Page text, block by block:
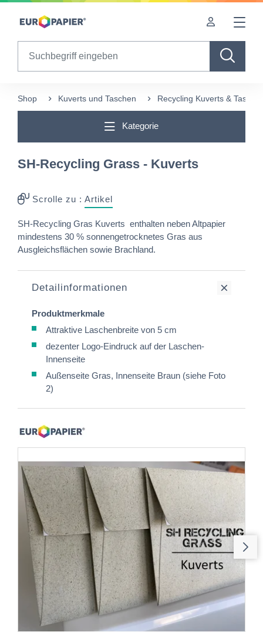
Table Of Content
Diese Produkte könnten Sie auch interessieren
Shop Kuverts und Taschen Recycling Kuverts &
Kategorie
SH-Recycling Grass - Kuverts
Scrolle zu : Artikel
SH-Recycling Gras Kuverts enthalten neben Altpapier
mindestens 30 % sonnengetrocknetes Gras aus
Ausgleichsflächen sowie Brachland.
Detailinformationen
Produktmerkmale
Attraktive Laschenbreite von 5 cm
dezenter Logo-Eindruck auf der Laschen-
Innenseite
Außenseite Gras, Innenseite Braun (siehe Foto
2)